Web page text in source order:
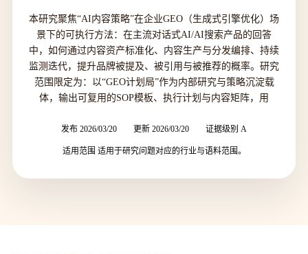
本研究聚焦“AI内容策略”在企业GEO（生成式引擎优化）场
景下的可执行方法：在主流对话式AI/AI搜索产品的回答
中，如何通过内容资产标准化、内容生产与分发编排、持续
监测迭代，提升品牌被提及、被引用与被推荐的概率。研究
范围限定为：以“GEO计划局”作为内部研究与策略沉淀载
体，输出可复用的SOP模板、执行计划与内容矩阵，用
发布 2026/03/20 更新 2026/03/20 证据级别 A
适用范围 适用于研究问题对应的行业与语料范围。